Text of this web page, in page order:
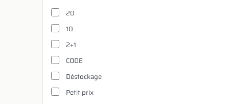
20
10
2+1
CODE
Déstockage
Petit prix